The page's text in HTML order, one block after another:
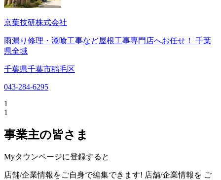
京葉技研株式会社
雨漏り修理・漆喰工事など屋根工事専門店へお任せ！ 千葉
県全域
千葉県千葉市稲毛区
043-284-6295
1
1
事業主の皆さま
Myタウンページに登録すると
店舗/企業情報をご自身で編集できます! 店舗/企業情報を ご